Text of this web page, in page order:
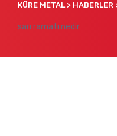
KÜRE METAL> HABERLER
sarı ramatı nedir